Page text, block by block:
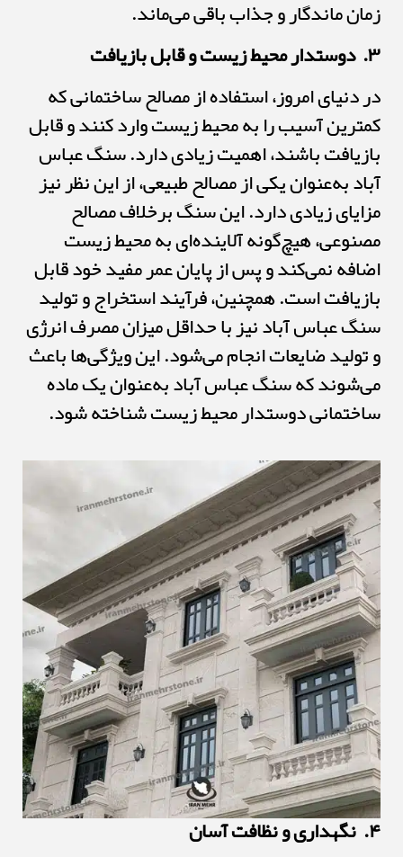
زمان ماندگار و جذاب باقی می‌ماند.
۳. دوستدار محیط زیست و قابل بازیافت
در دنیای امروز، استفاده از مصالح ساختمانی که
کمترین آسیب را به محیط زیست وارد کنند و قابل
بازیافت باشند، اهمیت زیادی دارد. سنگ عباس
آباد به‌عنوان یکی از مصالح طبیعی، از این نظر نیز
مزایای زیادی دارد. این سنگ برخلاف مصالح
مصنوعی، هیچ‌گونه آلاینده‌ای به محیط زیست
اضافه نمی‌کند و پس از پایان عمر مفید خود قابل
بازیافت است. همچنین، فرآیند استخراج و تولید
سنگ عباس آباد نیز با حداقل میزان مصرف انرژی
و تولید ضایعات انجام می‌شود. این ویژگی‌ها باعث
می‌شوند که سنگ عباس آباد به‌عنوان یک ماده
ساختمانی دوستدار محیط زیست شناخته شود.
۴. نگهداری و نظافت آسان